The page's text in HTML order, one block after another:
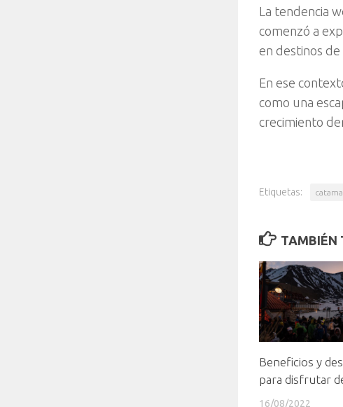
La tendencia
comenzó a
en destinos
En ese
como una
crecimiento
Etiquetas:
TAMBIÉN
Beneficios y
para disfrutar
16/08/2022